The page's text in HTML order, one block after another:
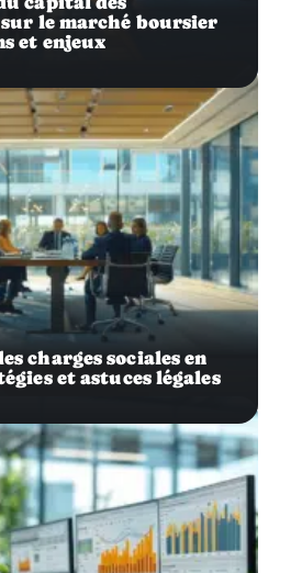
le marché boursier
et enjeux
charges sociales en
et astuces légales